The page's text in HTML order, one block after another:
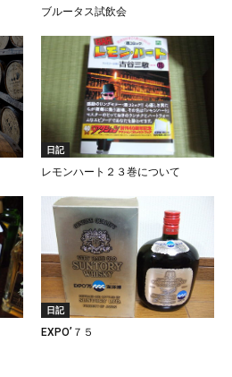
ブルータス試飲会
日記
レモンハート２３巻について
日記
EXPO’７５